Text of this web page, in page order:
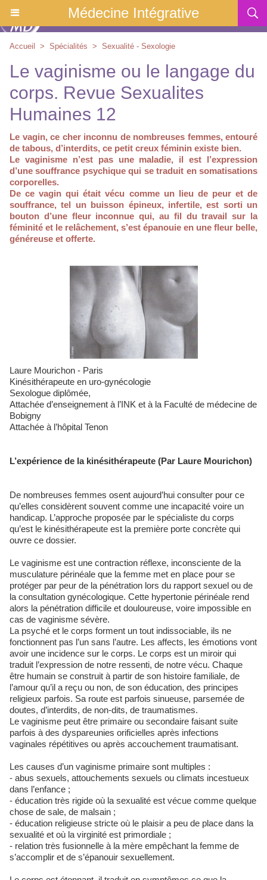
Médecine Intégrative
Accueil > Spécialités > Sexualité - Sexologie
Le vaginisme ou le langage du
corps. Revue Sexualites
Humaines 12
Le vagin, ce cher inconnu de nombreuses femmes, entouré
de tabous, d’interdits, ce petit creux féminin existe bien.
Le vaginisme n’est pas une maladie, il est l’expression
d’une souffrance psychique qui se traduit en somatisations
corporelles.
De ce vagin qui était vécu comme un lieu de peur et de
souffrance, tel un buisson épineux, infertile, est sorti un
bouton d’une fleur inconnue qui, au fil du travail sur la
féminité et le relâchement, s’est épanouie en une fleur belle,
généreuse et offerte.
Laure Mourichon - Paris
Kinésithérapeute en uro-gynécologie
Sexologue diplômée,
Attachée d’enseignement à l’INK et à la Faculté de médecine de
Bobigny
Attachée à l’hôpital Tenon
L’expérience de la kinésithérapeute (Par Laure Mourichon)
De nombreuses femmes osent aujourd’hui consulter pour ce
qu’elles considèrent souvent comme une incapacité voire un
handicap. L’approche proposée par le spécialiste du corps
qu’est le kinésithérapeute est la première porte concrète qui
ouvre ce dossier.
Le vaginisme est une contraction réflexe, inconsciente de la
musculature périnéale que la femme met en place pour se
protéger par peur de la pénétration lors du rapport sexuel ou de
la consultation gynécologique. Cette hypertonie périnéale rend
alors la pénétration difficile et douloureuse, voire impossible en
cas de vaginisme sévère.
La psyché et le corps forment un tout indissociable, ils ne
fonctionnent pas l’un sans l’autre. Les affects, les émotions vont
avoir une incidence sur le corps. Le corps est un miroir qui
traduit l’expression de notre ressenti, de notre vécu. Chaque
être humain se construit à partir de son histoire familiale, de
l’amour qu’il a reçu ou non, de son éducation, des principes
religieux parfois. Sa route est parfois sinueuse, parsemée de
doutes, d’interdits, de non-dits, de traumatismes.
Le vaginisme peut être primaire ou secondaire faisant suite
parfois à des dyspareunies orificielles après infections
vaginales répétitives ou après accouchement traumatisant.
Les causes d’un vaginisme primaire sont multiples :
- abus sexuels, attouchements sexuels ou climats incestueux
dans l’enfance ;
- éducation très rigide où la sexualité est vécue comme quelque
chose de sale, de malsain ;
- éducation religieuse stricte où le plaisir a peu de place dans la
sexualité et où la virginité est primordiale ;
- relation très fusionnelle à la mère empêchant la femme de
s’accomplir et de s’épanouir sexuellement.